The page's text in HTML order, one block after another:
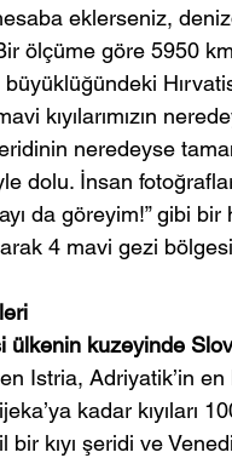
hesaba eklerseniz,
ölçüme göre 5950
kıyılarımızın
neredeyse
dolu. İnsan
da göreyim!” gibi
4 mavi gezi
ülkenin kuzeyinde
Istria, Adriyatik’in en
kadar kıyıları
bir kıyı şeridi ve